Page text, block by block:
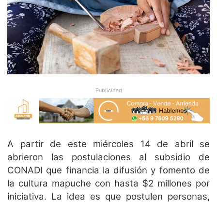
Publicidad
A partir de este miércoles 14 de abril se
abrieron las postulaciones al subsidio de
CONADI que financia la difusión y fomento de
la cultura mapuche con hasta $2 millones por
iniciativa. La idea es que postulen personas,